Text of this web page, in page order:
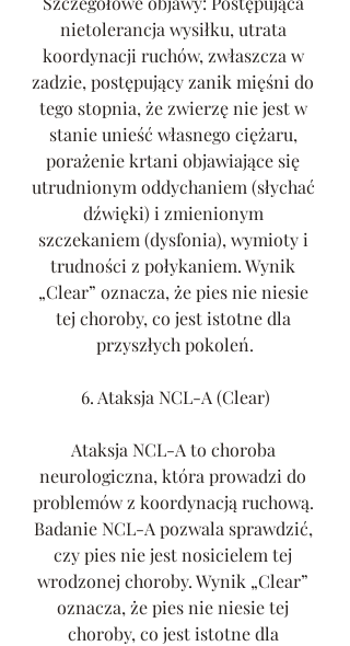
nietolerancja wysiłku, utrata
koordynacji ruchów, zwłaszcza w
zadzie, postępujący zanik mięśni do
tego stopnia, że ​​zwierzę nie jest w
stanie unieść własnego ciężaru,
porażenie krtani objawiające się
utrudnionym oddychaniem (słychać
dźwięki) i zmienionym
szczekaniem (dysfonia), wymioty i
trudności z połykaniem. Wynik
„Clear” oznacza, że pies nie niesie
tej choroby, co jest istotne dla
przyszłych pokoleń.
6. Ataksja NCL-A (Clear)
Ataksja NCL-A to choroba
neurologiczna, która prowadzi do
problemów z koordynacją ruchową.
Badanie NCL-A pozwala sprawdzić,
czy pies nie jest nosicielem tej
wrodzonej choroby. Wynik „Clear”
oznacza, że pies nie niesie tej
choroby, co jest istotne dla